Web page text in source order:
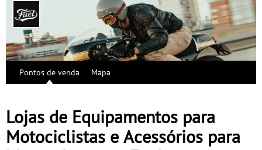
Pontos de venda Mapa
Lojas de Equipamentos para
Motociclistas e Acessórios para